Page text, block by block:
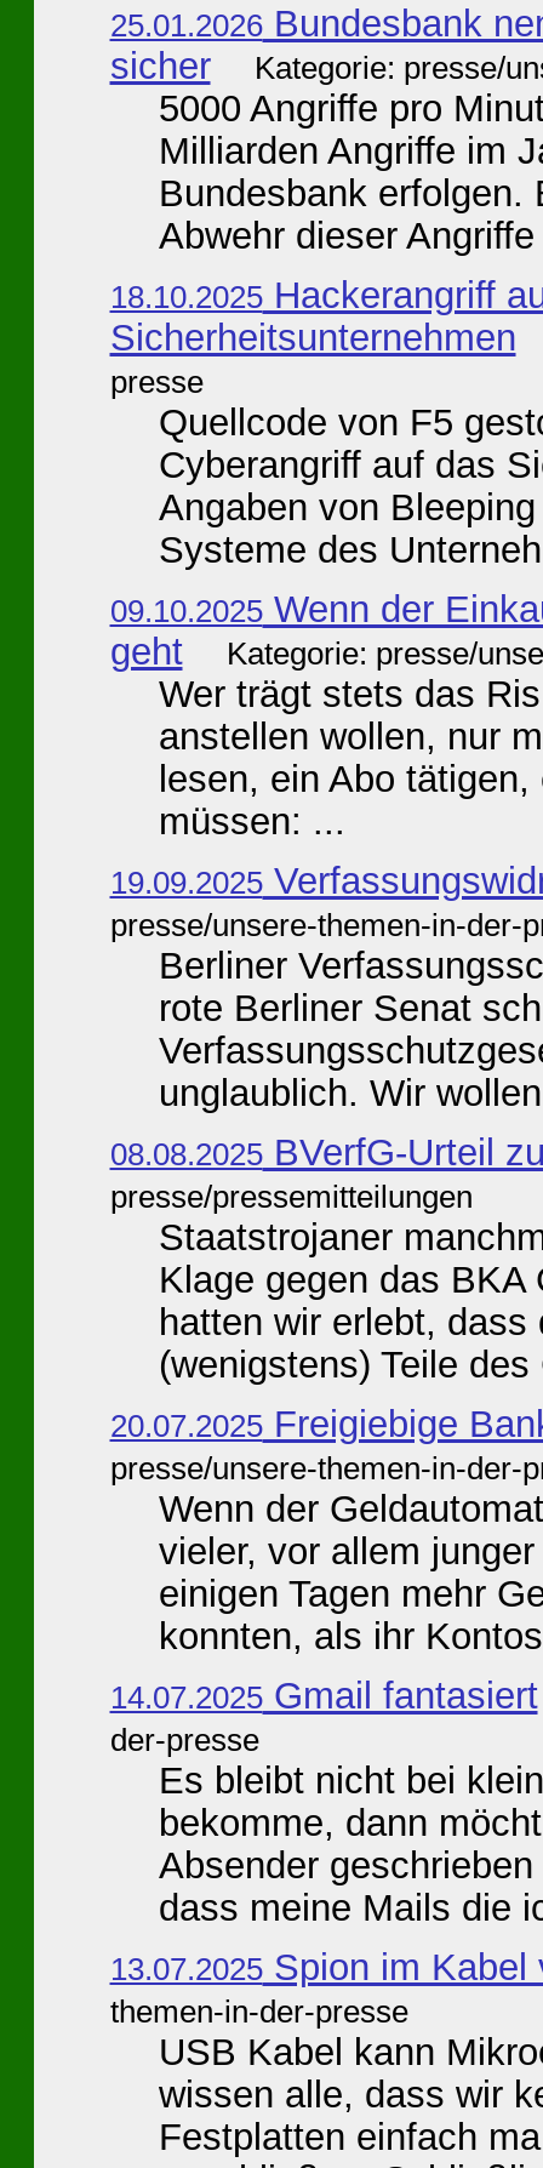
25.01.2026Bundesbank
sicher
Kategorie: presse/
5000 Angriffe pro
Milliarden Angriffe im
Bundesbank erfolgen.
Abwehr dieser
18.10.2025Hackerangriff
Sicherheitsunternehmen
presse
Quellcode von F5
Cyberangriff auf das
Angaben von
Systeme des
09.10.2025Wenn der
geht
Kategorie: presse/
Wer trägt stets das
anstellen wollen, nur
lesen, ein Abo
müssen: ...
19.09.2025
presse/unsere-themen-in-der-
Berliner
rote Berliner Senat
unglaublich. Wir
08.08.2025BVerfG-Urteil
presse/pressemitteilungen
Staatstrojaner
Klage gegen das
hatten wir erlebt,
(wenigstens) Teile
20.07.2025Freigiebige
presse/unsere-themen-in-der-
Wenn der
vieler, vor allem
einigen Tagen mehr
konnten, als ihr
14.07.2025Gmail fantasiert
der-presse
Es bleibt nicht bei
bekomme, dann
Absender
dass meine Mails die
13.07.2025Spion im Kabel
themen-in-der-presse
USB Kabel kann
wissen alle, dass wir
Festplatten einfach